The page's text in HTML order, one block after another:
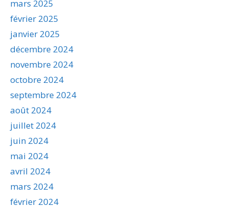
mars 2025
février 2025
janvier 2025
décembre 2024
novembre 2024
octobre 2024
septembre 2024
août 2024
juillet 2024
juin 2024
mai 2024
avril 2024
mars 2024
février 2024